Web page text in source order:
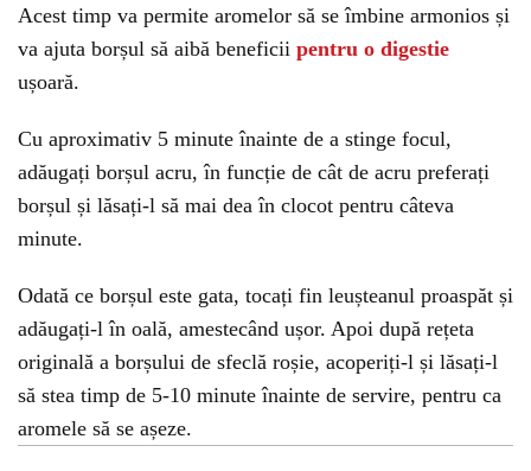
Acest timp va permite aromelor să se îmbine armonios și
va ajuta borșul să aibă beneficii pentru o digestie
ușoară.
Cu aproximativ 5 minute înainte de a stinge focul,
adăugați borșul acru, în funcție de cât de acru preferați
borșul și lăsați-l să mai dea în clocot pentru câteva
minute.
Odată ce borșul este gata, tocați fin leușteanul proaspăt și
adăugați-l în oală, amestecând ușor. Apoi după rețeta
originală a borșului de sfeclă roșie, acoperiți-l și lăsați-l
să stea timp de 5-10 minute înainte de servire, pentru ca
aromele să se așeze.